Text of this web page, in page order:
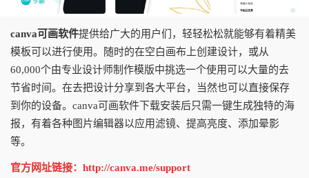
canva可画软件提供给广大的用户们，轻轻松松就能够有着精美
模板可以进行使用。随时的在空白画布上创建设计，或从
60,000个由专业设计师制作模版中挑选一个使用可以大量的去
节省时间。在去把设计分享到各大平台，当然也可以直接保存
到你的设备。canva可画软件下载安装后只需一键生成独特的海
报，有着各种图片编辑器以应用滤镜、提高亮度、添加晕影
等。
官方网址链接：http://canva.me/support